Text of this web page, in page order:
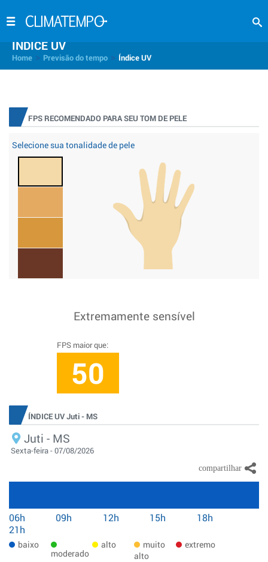
INDICE UV
Home Previsão do tempo Índice UV
FPS RECOMENDADO PARA SEU TOM DE PELE
Selecione sua tonalidade de pele
Extremamente sensível
FPS maior que:
50
ÍNDICE UV Juti - MS
Juti - MS
Sexta-feira - 07/08/2026
06h 09h 12h 15h
18h
21h
baixo
moderado
alto
muito
alto
extremo